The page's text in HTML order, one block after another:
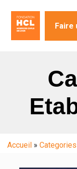
Faire
Accueil » Categories